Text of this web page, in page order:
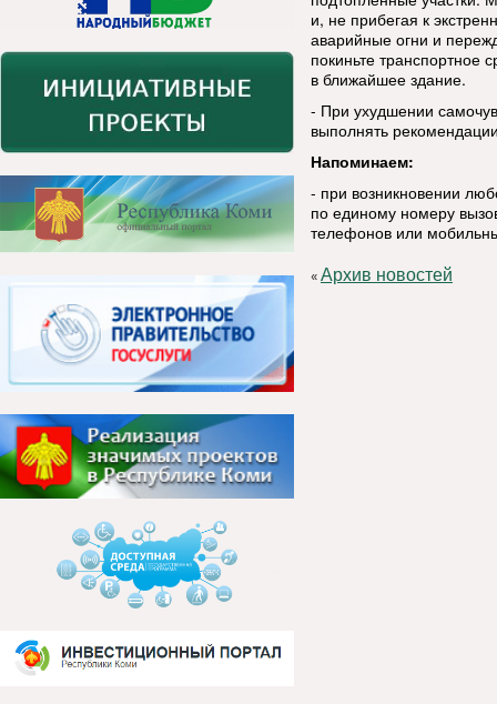
и, не прибегая к
аварийные огни и
покиньте транспортное
в ближайшее здание.
- При ухудшении
выполнять
Напоминаем:
- при возникновении
по единому номеру
телефонов или
«Архив новостей